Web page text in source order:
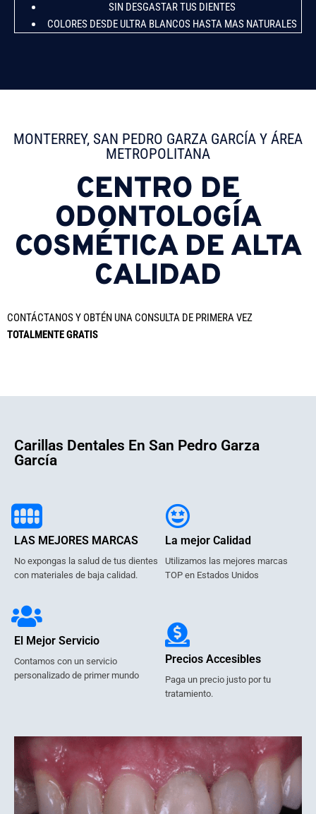
SIN DESGASTAR TUS DIENTES
COLORES DESDE ULTRA BLANCOS HASTA MAS NATURALES
MONTERREY, SAN PEDRO GARZA GARCÍA Y ÁREA
METROPOLITANA
CENTRO DE
ODONTOLOGÍA
COSMÉTICA DE ALTA
CALIDAD
CONTÁCTANOS Y OBTÉN UNA CONSULTA DE PRIMERA VEZ
TOTALMENTE GRATIS
Carillas Dentales En San Pedro Garza
García
LAS MEJORES MARCAS
No expongas la salud de tus dientes
con materiales de baja calidad.
El Mejor Servicio
Contamos con un servicio
personalizado de primer mundo
La mejor Calidad
Utilizamos las mejores marcas
TOP en Estados Unidos
Precios Accesibles
Paga un precio justo por tu
tratamiento.